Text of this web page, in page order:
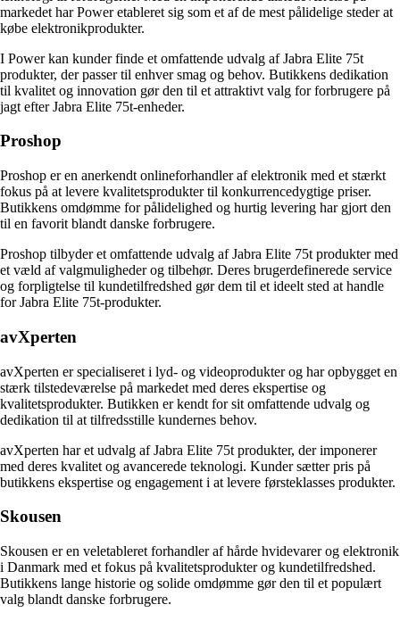
markedet har Power etableret sig som et af de mest pålidelige steder at
købe elektronikprodukter.
I Power kan kunder finde et omfattende udvalg af Jabra Elite 75t
produkter, der passer til enhver smag og behov. Butikkens dedikation
til kvalitet og innovation gør den til et attraktivt valg for forbrugere på
jagt efter Jabra Elite 75t-enheder.
Proshop
Proshop er en anerkendt onlineforhandler af elektronik med et stærkt
fokus på at levere kvalitetsprodukter til konkurrencedygtige priser.
Butikkens omdømme for pålidelighed og hurtig levering har gjort den
til en favorit blandt danske forbrugere.
Proshop tilbyder et omfattende udvalg af Jabra Elite 75t produkter med
et væld af valgmuligheder og tilbehør. Deres brugerdefinerede service
og forpligtelse til kundetilfredshed gør dem til et ideelt sted at handle
for Jabra Elite 75t-produkter.
avXperten
avXperten er specialiseret i lyd- og videoprodukter og har opbygget en
stærk tilstedeværelse på markedet med deres ekspertise og
kvalitetsprodukter. Butikken er kendt for sit omfattende udvalg og
dedikation til at tilfredsstille kundernes behov.
avXperten har et udvalg af Jabra Elite 75t produkter, der imponerer
med deres kvalitet og avancerede teknologi. Kunder sætter pris på
butikkens ekspertise og engagement i at levere førsteklasses produkter.
Skousen
Skousen er en veletableret forhandler af hårde hvidevarer og elektronik
i Danmark med et fokus på kvalitetsprodukter og kundetilfredshed.
Butikkens lange historie og solide omdømme gør den til et populært
valg blandt danske forbrugere.